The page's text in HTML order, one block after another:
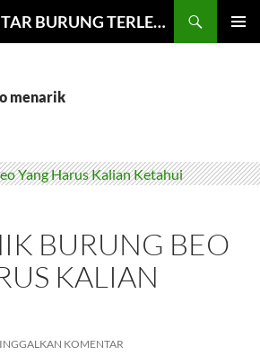
INFORMASI SEPUTAR BURUNG TERLENGKAP
menarik
BURUNG BEO
KALIAN
KOMENTAR